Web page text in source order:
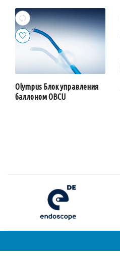
Olympus Блок управления
баллоном OBCU